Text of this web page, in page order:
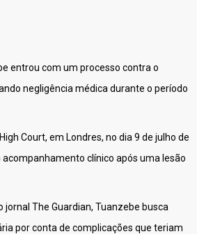
entrou com um processo contra o
negligência médica durante o período
Court, em Londres, no dia 9 de julho de
clínico após uma lesão
The Guardian, Tuanzebe busca
por conta de complicações que teriam